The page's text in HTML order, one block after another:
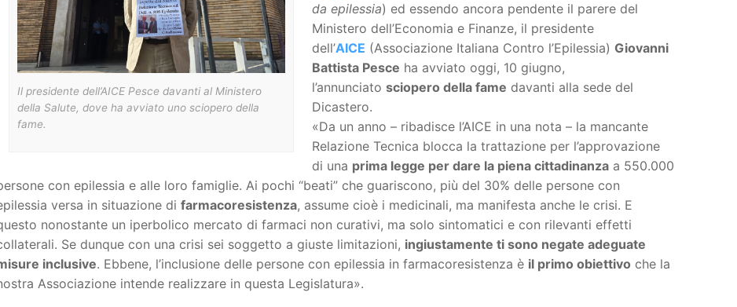
Il presidente dell’AICE Pesce davanti al Ministero
della Salute, dove ha avviato uno sciopero della
fame.
da epilessia) ed essendo ancora pendente il parere del
Ministero dell’Economia e Finanze, il presidente
dell’AICE (Associazione Italiana Contro l’Epilessia) Giovanni
Battista Pesce ha avviato oggi, 10 giugno,
l’annunciato sciopero della fame davanti alla sede del
Dicastero.
«Da un anno – ribadisce l’AICE in una nota – la mancante
Relazione Tecnica blocca la trattazione per l’approvazione
di una prima legge per dare la piena cittadinanzaa 550.000
con epilessia e alle loro famiglie. Ai pochi “beati” che guariscono, più del 30% delle persone con
versa in situazione di farmacoresistenza, assume cioè i medicinali, ma manifesta anche le crisi. E
nonostante un iperbolico mercato di farmaci non curativi, ma solo sintomatici e con rilevanti effetti
Se dunque con una crisi sei soggetto a giuste limitazioni, ingiustamente ti sono negate adeguate
inclusive. Ebbene, l’inclusione delle persone con epilessia in farmacoresistenza è il primo obiettivo che la
Associazione intende realizzare in questa Legislatura».